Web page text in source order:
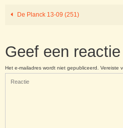
De Planck 13-09 (251)
Geef een reactie
Het e-mailadres wordt niet gepubliceerd. Vereiste